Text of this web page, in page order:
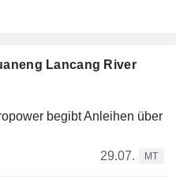
Lancang River
begibt Anleihen über
29.07.
MT